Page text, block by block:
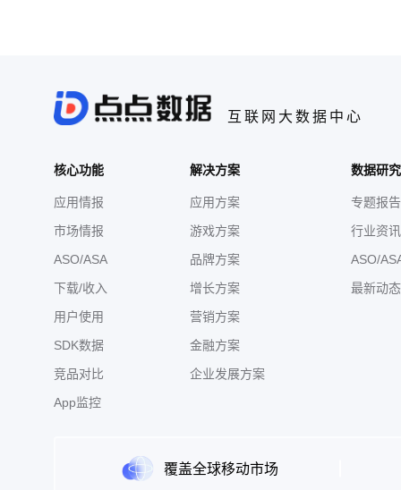
互联网大数据中心
核心功能
应用情报
市场情报
ASO/ASA
下载/收入
用户使用
SDK数据
竞品对比
App监控
解决方案
应用方案
游戏方案
品牌方案
增长方案
营销方案
金融方案
企业发展方案
数据研
专题报告
行业资讯
ASO/
最新动态
覆盖全球移动市场